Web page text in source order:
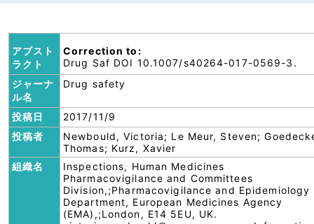
アブスト
ラクト
Correction to:
Drug Saf DOI 10.1007/s40264-017-0569-3.
ジャーナ
ル名
Drug safety
投稿日
2017/11/9
投稿者
Newbould, Victoria; Le Meur, Steven;
Thomas; Kurz, Xavier
組織名
Inspections, Human Medicines
Pharmacovigilance and Committees
Division,;Pharmacovigilance and Epidemiology
Department, European Medicines Agency
(EMA),;London, E14 5EU, UK.